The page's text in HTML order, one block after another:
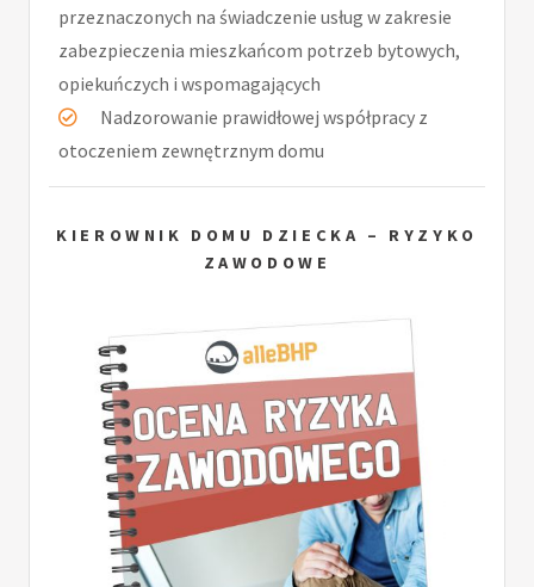
przeznaczonych na świadczenie usług w zakresie
zabezpieczenia mieszkańcom potrzeb bytowych,
opiekuńczych i wspomagających
Nadzorowanie prawidłowej współpracy z
otoczeniem zewnętrznym domu
KIEROWNIK DOMU DZIECKA – RYZYKO
ZAWODOWE